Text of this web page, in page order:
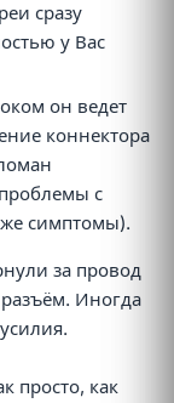
сразу
у Вас
он ведет
коннектора
с
симптомы).
за провод
Иногда
просто, как